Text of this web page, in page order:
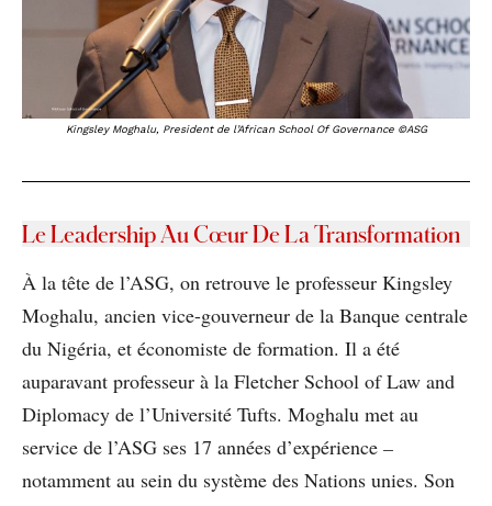
Kingsley Moghalu, President de l’African School Of Governance ©ASG
Le Leadership Au Cœur De La Transformation
À la tête de l’ASG, on retrouve le professeur Kingsley
Moghalu, ancien vice-gouverneur de la Banque centrale
du Nigéria, et économiste de formation. Il a été
auparavant professeur à la Fletcher School of Law and
Diplomacy de l’Université Tufts. Moghalu met au
service de l’ASG ses 17 années d’expérience –
notamment au sein du système des Nations unies. Son